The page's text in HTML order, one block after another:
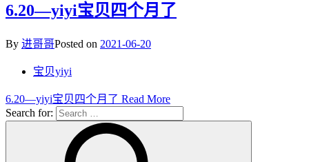
6.20—yiyi宝贝四个月了
By 进哥哥Posted on 2021-06-20
宝贝yiyi
6.20—yiyi宝贝四个月了 Read More
Search for: